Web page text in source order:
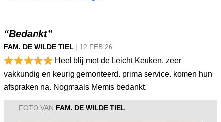
“Bedankt”
FAM. DE WILDE TIEL | 12 FEB 26
Heel blij met de Leicht Keuken, zeer
vakkundig en keurig gemonteerd. prima service. komen hun
afspraken na. Nogmaals Memis bedankt.
FOTO VAN FAM. DE WILDE TIEL